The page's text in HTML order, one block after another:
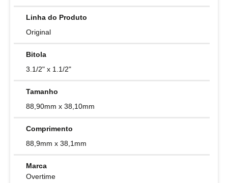
Linha do Produto
Original
Bitola
3.1/2" x 1.1/2"
Tamanho
88,90mm x 38,10mm
Comprimento
88,9mm x 38,1mm
Marca
Overtime